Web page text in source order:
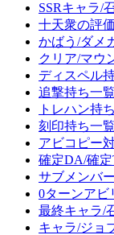
SSRキャラ/
十天衆の評
かばう/ダメ
クリア/マウ
ディスペル
追撃持ち一覧
トレハン持
刻印持ち一覧
アビコピー
確定DA/確
サブメンバ
0ターンアビ
最終キャラ/
キャラ/ジョ